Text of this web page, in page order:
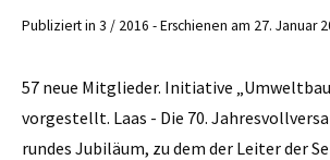
Publiziert in 3 / 2016 - Erschienen am 27. Januar
57 neue Mitglieder. Initiative
vorgestellt. Laas - Die 70.
rundes Jubiläum, zu dem der Leiter der